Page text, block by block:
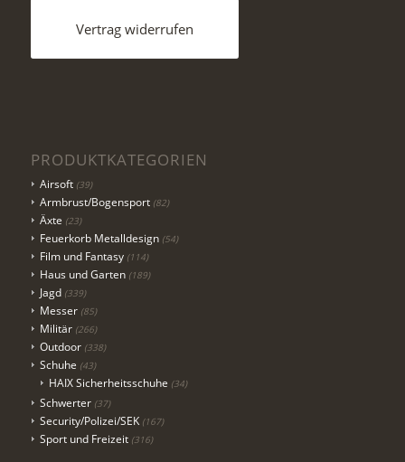
Vertrag widerrufen
PRODUKTKATEGORIEN
Airsoft (39)
Armbrust/Bogensport (82)
Äxte (23)
Feuerkorb Metalldesign (54)
Film und Fantasy (114)
Haus und Garten (189)
Jagd (339)
Messer (85)
Militär (266)
Outdoor (338)
Schuhe (43)
HAIX Sicherheitsschuhe (34)
Schwerter (37)
Security/Polizei/SEK (167)
Sport und Freizeit (316)